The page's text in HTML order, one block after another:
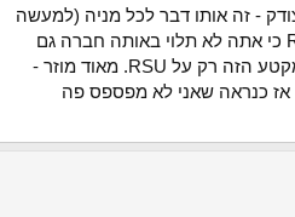
- זה אותו דבר לכל מניה (למעשה
אפילו פחות גרוע אם זה לא RSU כי אתה לא תלוי באותה חברה גם
למשכורת). ועדיין - הוא דיבר במקטע הזה רק על RSU. מאוד מוזר -
אז כנראה שאני לא מפספס פה